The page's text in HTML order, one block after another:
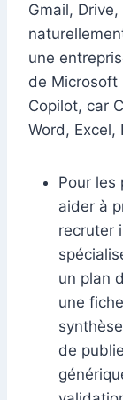
Gmail,
une
de Microsoft
Copilot, car
Word, Excel,
Pour les
aider à
recruter
un plan
une
de